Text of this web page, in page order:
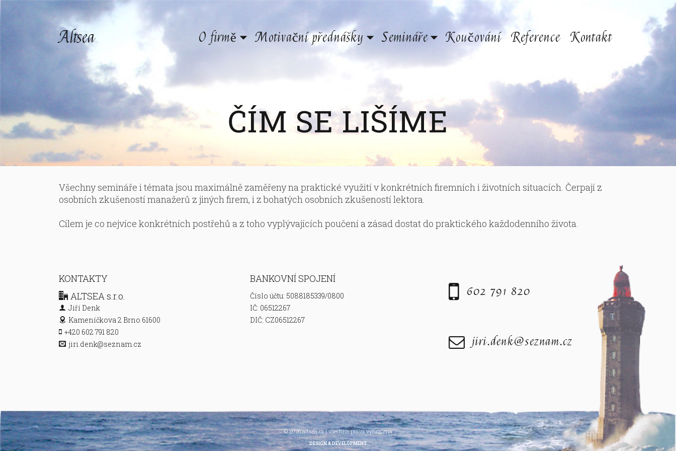
Altsea O firmě Motivační přednášky Semináře Koučování Reference Kontakt
ČÍM SE LIŠÍME
Všechny semináře i témata jsou maximálně zaměřeny na praktické využití v konkrétních firemních i životních situacích. Čerpají z
osobních zkušeností manažerů z jiných firem, i z bohatých osobních zkušeností lektora.
Cílem je co nejvíce konkrétních postřehů a z toho vyplývajících poučení a zásad dostat do praktického každodenního života.
KONTAKTY
ALTSEA s.r.o.
Jiří Denk
Kameníčkova 2 Brno 61600
+420 602 791 820
jiri.denk@seznam.cz
BANKOVNÍ SPOJENÍ
Číslo účtu: 5088185339/0800
IČ: 06512267
DIČ: CZ06512267
602 791 820
jiri.denk@seznam.cz
© 2026 altsea.cz | všechna práva vyhrazena
DESIGN & DEVELOPMENT